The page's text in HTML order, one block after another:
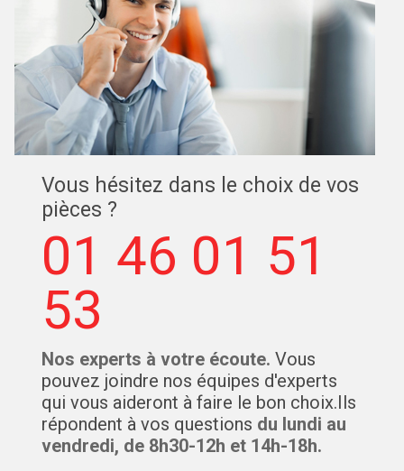
Vous hésitez dans le choix de vos
pièces ?
01 46 01 51
53
Nos experts à votre écoute. Vous
pouvez joindre nos équipes d'experts
qui vous aideront à faire le bon choix.Ils
répondent à vos questions du lundi au
vendredi, de 8h30-12h et 14h-18h.